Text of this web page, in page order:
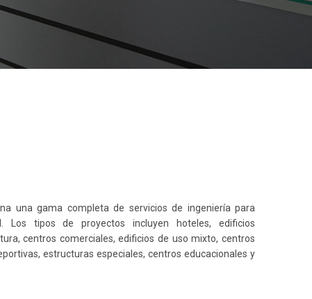
una gama completa de servicios de ingeniería para
Los tipos de proyectos incluyen hoteles, edificios
centros comerciales, edificios de uso mixto, centros
estructuras especiales, centros educacionales y